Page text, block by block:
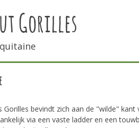
Gorilles
Gorilles bevindt zich aan de "wilde"
via een vaste ladder en een